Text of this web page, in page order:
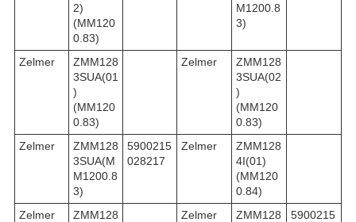
2)
(MM120
0.83)
M1200.8
3)
Zelmer
ZMM128
3SUA(01
)
(MM120
0.83)
Zelmer
ZMM128
3SUA(02
)
(MM120
0.83)
Zelmer
ZMM128
3SUA(M
M1200.8
3)
5900215
028217
Zelmer
ZMM128
4I(01)
(MM120
0.84)
Zelmer
ZMM128
Zelmer
ZMM128
5900215